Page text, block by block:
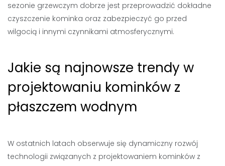
sezonie grzewczym dobrze jest przeprowadzić dokładne
czyszczenie kominka oraz zabezpieczyć go przed
wilgocią i innymi czynnikami atmosferycznymi.
Jakie są najnowsze trendy w
projektowaniu kominków z
płaszczem wodnym
W ostatnich latach obserwuje się dynamiczny rozwój
technologii związanych z projektowaniem kominków z